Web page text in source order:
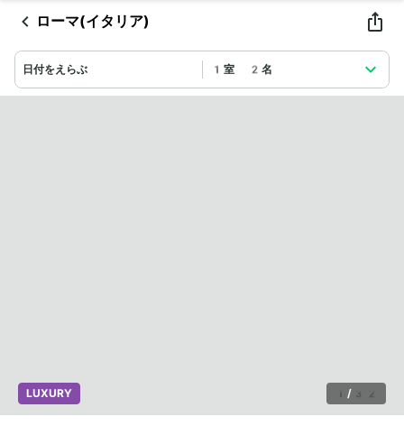
ローマ(イタリア)
日付をえらぶ 1室 2名
1 / 32
LUXURY